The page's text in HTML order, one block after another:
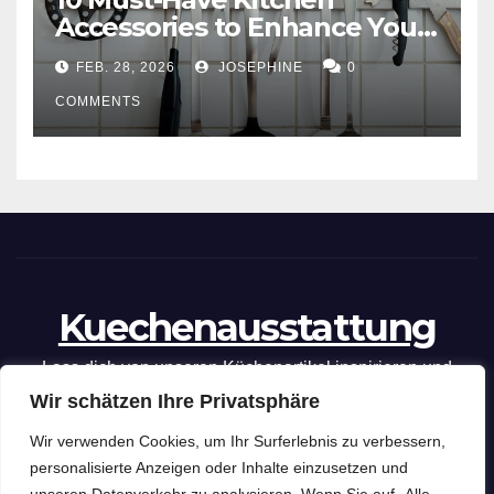
Wir schätzen Ihre Privatsphäre
Wir verwenden Cookies, um Ihr Surferlebnis zu verbessern,
personalisierte Anzeigen oder Inhalte einzusetzen und
Accessories to Enhance Your
Cooking Efficiency
FEB. 28, 2026 JOSEPHINE 0
COMMENTS
Kuechenausstattung
Lass dich von unseren Küchenartikel inspirieren und
optimiere deine kulinarischen Fähigkeiten mit unseren
praktischen Tipps und Tricks.